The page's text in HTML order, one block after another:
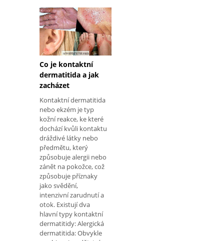
předcházet. Kromě
toho existuje široká
škála léků
přizpůsobených pro
Co je kontaktní
dermatitida a jak
zacházet
Kontaktní dermatitida
nebo ekzém je typ
kožní reakce, ke které
dochází kvůli kontaktu
dráždivé látky nebo
předmětu, který
způsobuje alergii nebo
zánět na pokožce, což
způsobuje příznaky
jako svědění,
intenzivní zarudnutí a
otok. Existují dva
hlavní typy kontaktní
dermatitidy: Alergická
dermatitida: Obvykle